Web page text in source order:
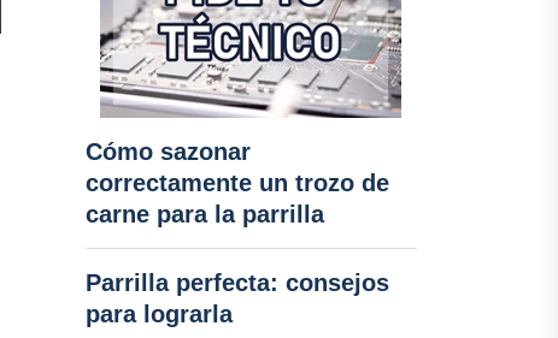
Cómo sazonar
correctamente un trozo de
carne para la parrilla
Parrilla perfecta: consejos
para lograrla